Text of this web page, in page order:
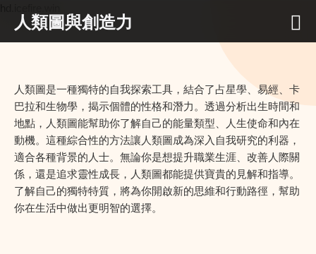
人類圖與創造力
人類圖是一種獨特的自我探索工具，結合了占星學、易經、卡
巴拉和生物學，揭示個體的性格和潛力。透過分析出生時間和
地點，人類圖能幫助你了解自己的能量類型、人生使命和內在
動機。這種綜合性的方法讓人類圖成為深入自我研究的利器，
適合各種背景的人士。無論你是想提升職業生涯、改善人際關
係，還是追求靈性成長，人類圖都能提供寶貴的見解和指導。
了解自己的獨特特質，將為你開啟新的思維和行動路徑，幫助
你在生活中做出更明智的選擇。